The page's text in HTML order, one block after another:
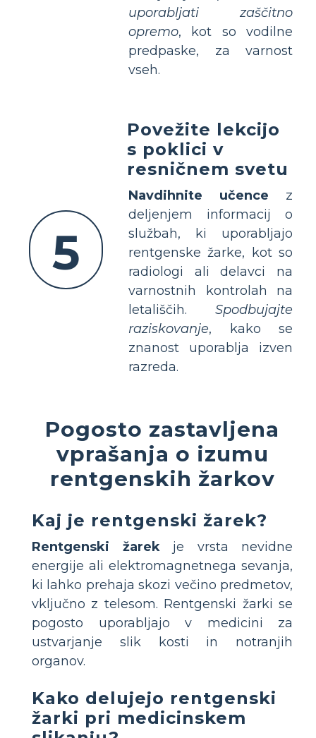
uporabljati zaščitno
opremo, kot so vodilne
predpaske, za varnost
vseh.
5
Povežite lekcijo
s poklici v
resničnem svetu
Navdihnite učence z
deljenjem informacij o
službah, ki uporabljajo
rentgenske žarke, kot so
radiologi ali delavci na
varnostnih kontrolah na
letališčih. Spodbujajte
raziskovanje, kako se
znanost uporablja izven
razreda.
Pogosto zastavljena
vprašanja o izumu
rentgenskih žarkov
Kaj je rentgenski žarek?
Rentgenski žarekje vrsta nevidne
energije ali elektromagnetnega sevanja,
ki lahko prehaja skozi večino predmetov,
vključno z telesom. Rentgenski žarki se
pogosto uporabljajo v medicini za
ustvarjanje slik kosti in notranjih
organov.
Kako delujejo rentgenski
žarki pri medicinskem